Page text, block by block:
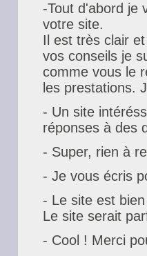
-Tout d'abord je
votre site.
Il est très clair
vos conseils je
comme vous le
les prestations.
- Un site
réponses à des
- Super, rien à
- Je vous écris
- Le site est
Le site serait
- Cool ! Merci